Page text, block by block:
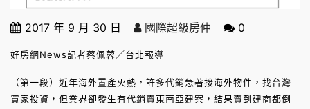
2017 年 9 月 30 日 國際超級房仲 0
好房網News記者蔡佩蓉／台北報導
（第一段）近年海外置產火熱，許多代銷急著接海外物件，找台灣
買家投資，但業界卻發生有代銷賣東南亞建案，結果賣到建商都倒